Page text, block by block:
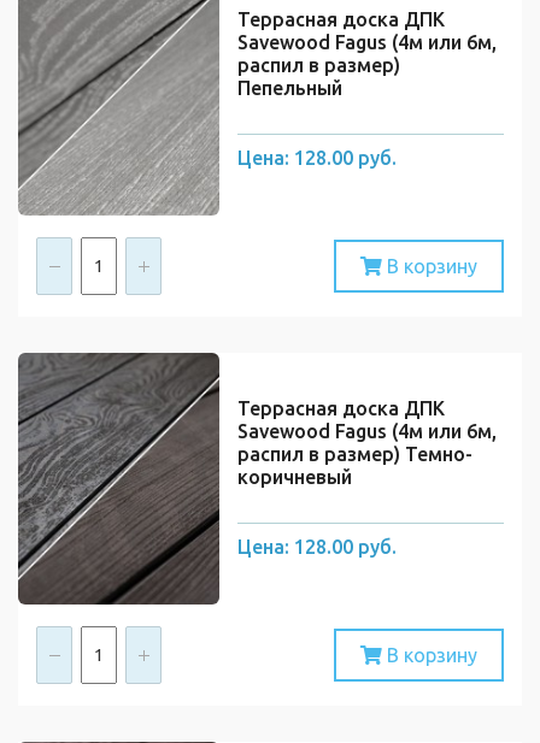
Террасная доска ДПК
Savewood Fagus (4м или 6м,
распил в размер)
Пепельный
Цена: 128.00 руб.
В корзину
Террасная доска ДПК
Savewood Fagus (4м или 6м,
распил в размер) Темно-
коричневый
Цена: 128.00 руб.
В корзину